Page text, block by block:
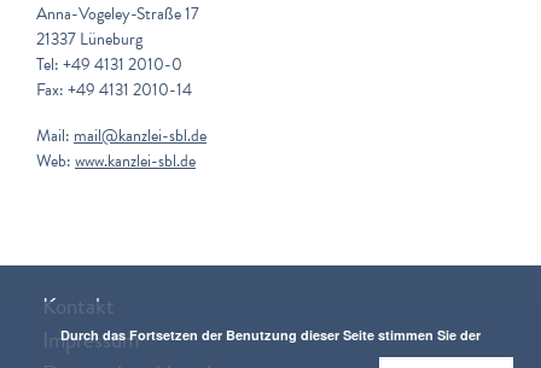
Anna-Vogeley-Straße 17
21337 Lüneburg
Tel: +49 4131 2010-0
Fax: +49 4131 2010-14
Mail: mail@kanzlei-sbl.de
Web:www.kanzlei-sbl.de
Kontakt
Impressum
Durch das Fortsetzen der Benutzung dieser Seite stimmen Sie der